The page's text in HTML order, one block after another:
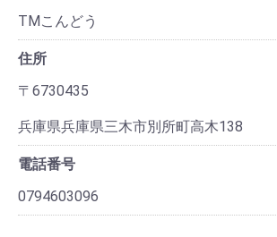
TMこんどう
住所
〒6730435
兵庫県兵庫県三木市別所町高木138
電話番号
0794603096